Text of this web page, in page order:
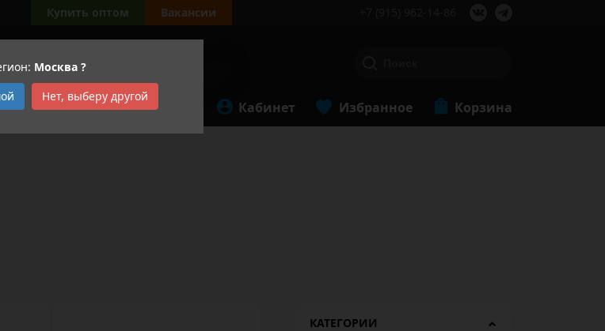
Москва ?
Нет, выберу другой
Купить оптом Вакансии
Кабинет Избранное Корзина
КАТЕГОРИИ